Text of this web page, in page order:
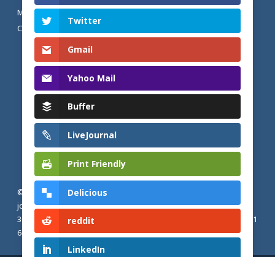
MENTIONS LÉGALES ET POLITIQUE DE
CONFIDENTIALITÉ
© 2026 Actualités adventistes. Église adventiste du septième
jour de France métropolitaine, de Belgique et du Luxembourg.
30, Avenue Émile Zola, 77190 Dammarie Les Lys, France |
+33 (0) 1
64 79 87 00
Twitter
Gmail
Yahoo Mail
Buffer
LiveJournal
Print Friendly
Delicious
reddit
LinkedIn